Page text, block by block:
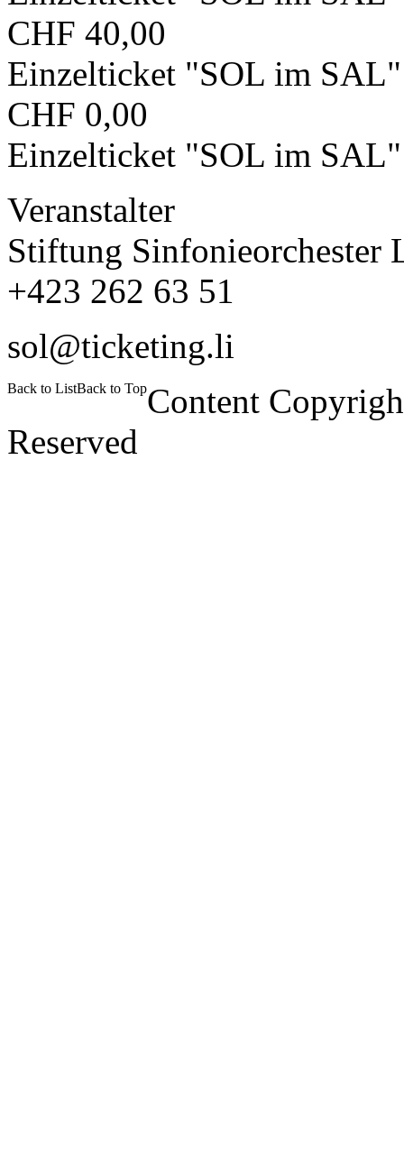
CHF 40,00
Einzelticket "SOL im
CHF 0,00
Einzelticket "SOL im
Veranstalter
Stiftung Sinfonieorchester
+423 262 63 51
sol@ticketing.li
Back to ListBack to TopContent
Reserved